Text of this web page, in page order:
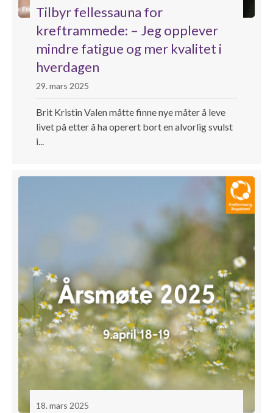
Tilbyr fellessauna for
kreftrammede: – Jeg opplever
mindre fatigue og mer kvalitet i
hverdagen
29. mars 2025
Brit Kristin Valen måtte finne nye måter å leve
livet på etter å ha operert bort en alvorlig svulst
i...
18. mars 2025